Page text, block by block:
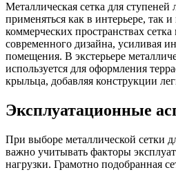
Металлическая сетка для
применяться как в интерьере, так
коммерческих пространствах
современного дизайна, усиливая
помещения. В экстерьере
используется для оформления
крыльца, добавляя конструкции
Эксплуатационные
При выборе металлической сетки
важно учитывать факторы
нагрузки. Грамотно подобранная